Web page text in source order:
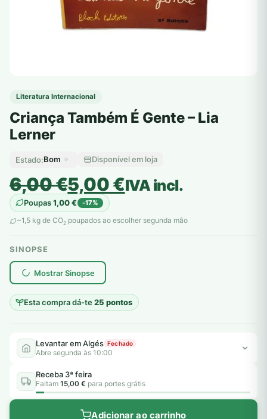
Literatura Internacional
Criança Também É Gente – Lia
Lerner
Estado:Bom Disponível em loja
6,00€
O
preço
original
era:
6,00 €.
5,00€
O
preço
atual
é:
5,00 €.
IVA incl.
Poupas1,00€ -17%
~1,5 kg de CO2 poupados ao escolher segunda mão
SINOPSE
Mostrar Sinopse
Esta compra dá-te25 pontos
plantar árvores reais
Levantar em Algés Fechado
Abre segunda às 10:00
Receba 3ª feira
Faltam 15,00 € para portes grátis
Adicionar ao carrinho